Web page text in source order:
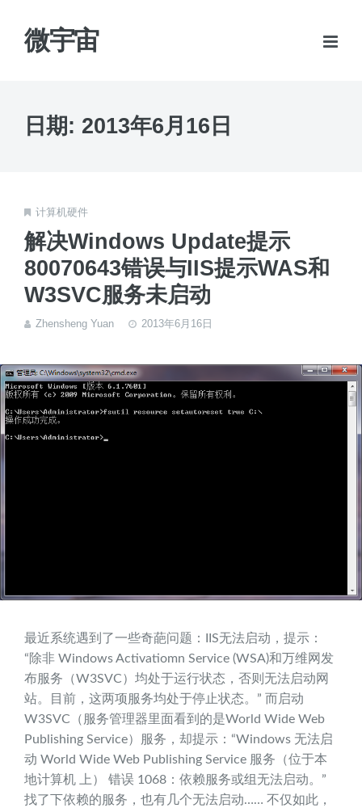
微宇宙
日期: 2013年6月16日
计算机硬件
解决Windows Update提示
80070643错误与IIS提示WAS和
W3SVC服务未启动
Zhensheng Yuan 2013年6月16日
最近系统遇到了一些奇葩问题：IIS无法启动，提示：
“除非 Windows Activatiomn Service (WSA)和万维网发
布服务（W3SVC）均处于运行状态，否则无法启动网
站。目前，这两项服务均处于停止状态。” 而启动
W3SVC（服务管理器里面看到的是World Wide Web
Publishing Service）服务，却提示：“Windows 无法启
动 World Wide Web Publishing Service 服务（位于本
地计算机 上） 错误 1068：依赖服务或组无法启动。”
找了下依赖的服务，也有几个无法启动…… 不仅如此，